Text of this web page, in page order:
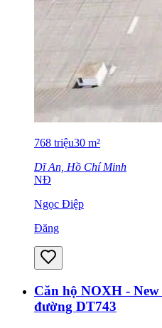
768 triệu30 m²
Dĩ An, Hồ Chí Minh
NĐ
Ngọc Điệp
Đăng
Căn hộ NOXH -
đường DT743